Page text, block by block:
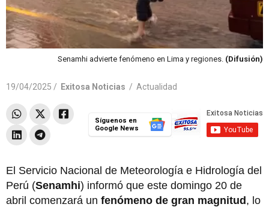
Senamhi advierte fenómeno en Lima y regiones. (Difusión)
19/04/2025 / Exitosa Noticias / Actualidad
Síguenos en
Google News
El Servicio Nacional de Meteorología e Hidrología del
Perú (Senamhi) informó que este domingo 20 de
abril comenzará un fenómeno de gran magnitud, lo